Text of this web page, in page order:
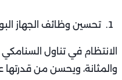
تحسين وظائف الجهاز
الانتظام في تناول
والمثانة، ويحسن من